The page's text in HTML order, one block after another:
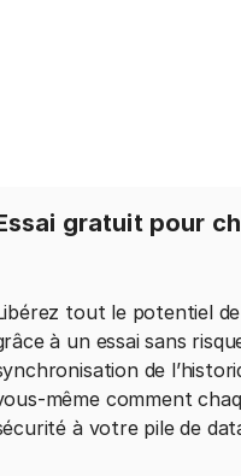
gratuit pour
tout le potentiel
à un essai sans
de
même comment
à votre pile de